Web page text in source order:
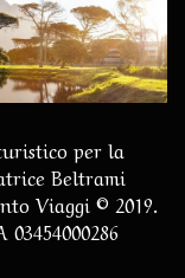
per la
Beltrami
Viaggi © 2019.
03454000286